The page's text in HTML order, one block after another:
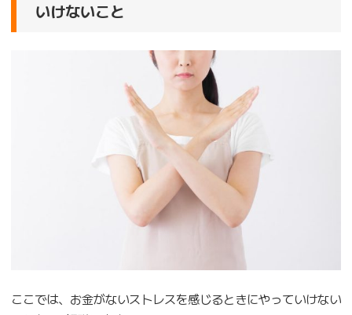
いけないこと
ここでは、お金がないストレスを感じるときにやっていけない